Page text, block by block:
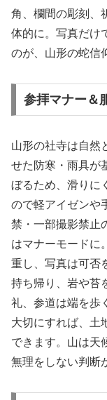
角、欄間の彫刻、
体的に。写真だけ
のが、山形の蛇信
参拝マナー＆
山形の社寺は自然
せた防寒・雨具が
ぼるため、滑りに
ので軽アイゼンや
禁・一部撮影禁止
はマナーモードに
重し、写真は可否
持ち帰り、岩や苔
礼、参道は端を歩
大切にすれば、土
できます。山は天
無理をしない判断